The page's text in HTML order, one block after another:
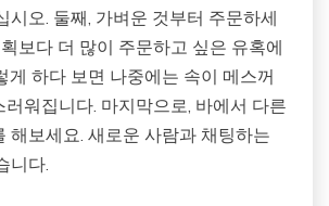
시오. 둘째, 가벼운 것부터 주문하세
보다 더 많이 주문하고 싶은 유혹에
게 하다 보면 나중에는 속이 메스꺼
워집니다. 마지막으로, 바에서 다른
해보세요. 새로운 사람과 채팅하는
니다.